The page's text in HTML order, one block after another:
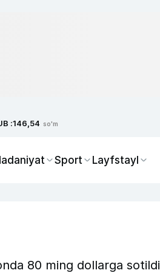
:146,54 so'm
Sport Layfstayl
80 ming dollarga sotildi